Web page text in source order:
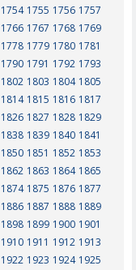
1754 1755 1756 1757
1766 1767 1768 1769
1778 1779 1780 1781
1790 1791 1792 1793
1802 1803 1804 1805
1814 1815 1816 1817
1826 1827 1828 1829
1838 1839 1840 1841
1850 1851 1852 1853
1862 1863 1864 1865
1874 1875 1876 1877
1886 1887 1888 1889
1898 1899 1900 1901
1910 1911 1912 1913
1922 1923 1924 1925